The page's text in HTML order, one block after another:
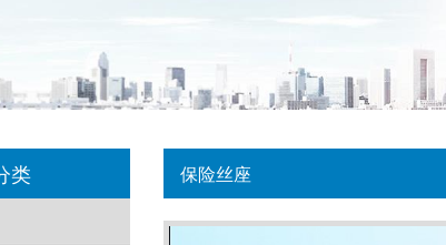
类 保险丝座